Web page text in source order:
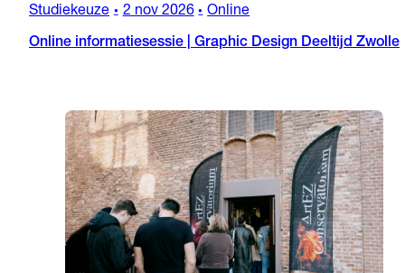
Studiekeuze • 2 nov 2026 • Online
Online informatiesessie | Graphic Design Deeltijd Zwolle